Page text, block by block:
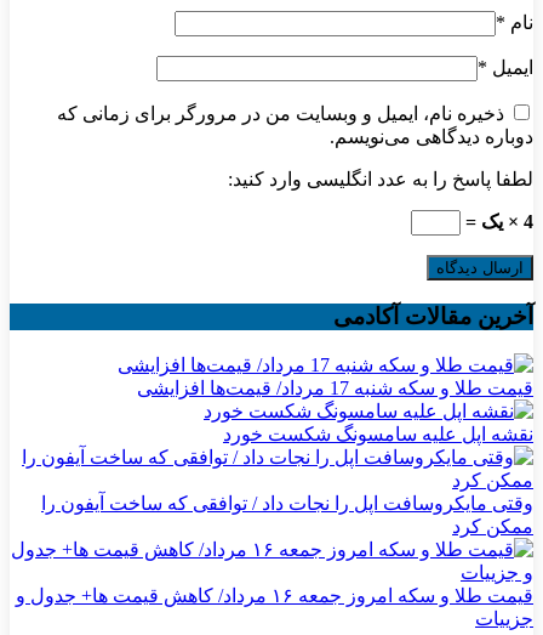
نام *
ایمیل *
ذخیره نام، ایمیل و وبسایت من در مرورگر برای زمانی که
دوباره دیدگاهی می‌نویسم.
لطفا پاسخ را به عدد انگلیسی وارد کنید:
4 × یک =
آخرین مقالات آکادمی
قیمت طلا و سکه شنبه 17 مرداد/ قیمت‌ها افزایشی
نقشه اپل علیه سامسونگ شکست خورد
وقتی مایکروسافت اپل را نجات داد / توافقی که ساخت آیفون را
ممکن کرد
قیمت طلا و سکه امروز جمعه ۱۶ مرداد/ کاهش قیمت ها+ جدول و
جزییات